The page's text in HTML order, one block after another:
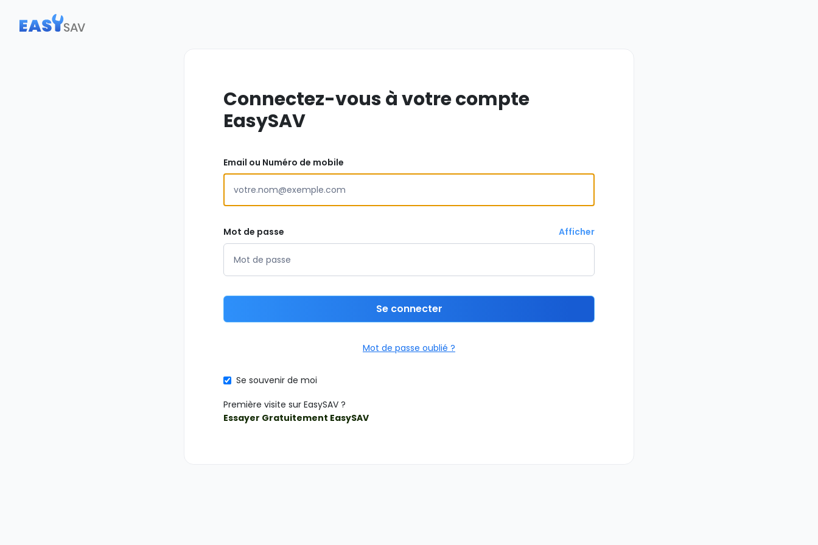
Connectez-vous à votre compte
EasySAV
Email ou Numéro de mobile
Mot de passe Afficher
Se connecter
Mot de passe oublié ?
Se souvenir de moi
Première visite sur EasySAV ?
Essayer Gratuitement EasySAV